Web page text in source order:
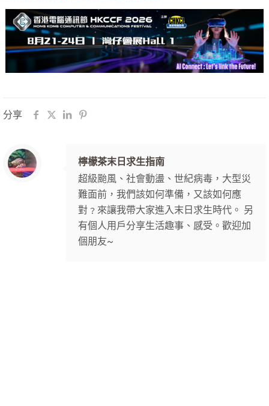
分享
檸檬茶末日求生指南
超級颱風、社會動盪、世紀病毒，大型災
難面前，我們該如何準備，又該如何應
對﹖來讓我帶大家進入末日求生時代。 另
有個人用戶分享生活趣事、感受。歡迎加
個朋友~